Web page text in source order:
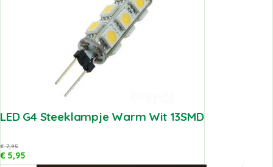
LED G4 Steeklampje Warm Wit 13SMD
€7,95
€5,95